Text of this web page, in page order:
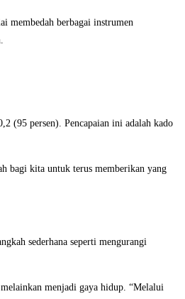
membedah berbagai instrumen
(95 persen). Pencapaian ini adalah kado
bagi kita untuk terus memberikan yang
sederhana seperti mengurangi
menjadi gaya hidup. “Melalui